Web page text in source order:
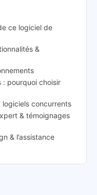
ce logiciel de
&
: pourquoi choisir
logiciels concurrents
& témoignages
& l’assistance